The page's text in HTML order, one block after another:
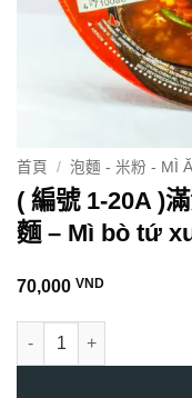
首頁 / 泡麵 - 米粉 - MÌ
( 編號 1-20A )
麵 – Mì bò tứ
70,000 VND
( 編號 1-20A )滿漢大餐